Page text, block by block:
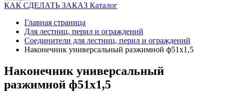
КАК СДЕЛАТЬ ЗАКАЗ Каталог
Главная страница
Для лестниц, перил и ограждений
Соединители для лестниц, перил и ограждений
Наконечник универсальный разжимной ф51х1,5
Наконечник универсальный
разжимной ф51х1,5